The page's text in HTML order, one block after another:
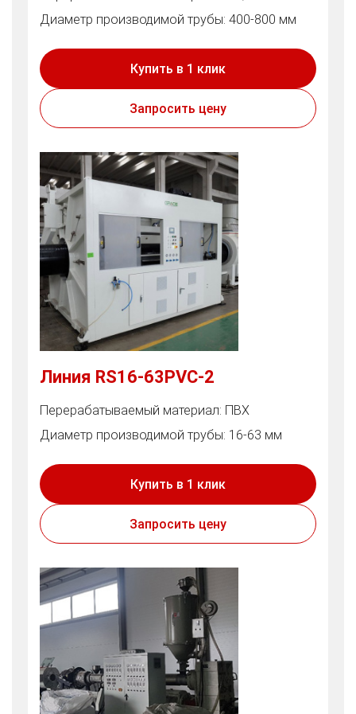
Диаметр производимой трубы: 400-800 мм
Купить в 1 клик
Запросить цену
Линия RS16-63PVC-2
Перерабатываемый материал: ПВХ
Диаметр производимой трубы: 16-63 мм
Купить в 1 клик
Запросить цену